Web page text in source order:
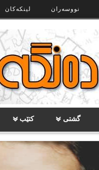
نووسەران لینکەکان
گشتی کتێب